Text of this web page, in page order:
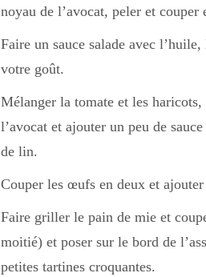
noyau de l’avocat, peler et couper
Faire un sauce salade avec
votre goût.
Mélanger la tomate et les haricots,
l’avocat et ajouter un peu de
de lin.
Couper les œufs en deux et ajouter
Faire griller le pain de mie et
moitié) et poser sur le bord de
petites tartines croquantes.